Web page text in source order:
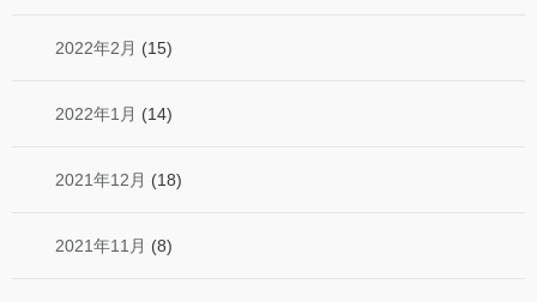
2022年2月 (15)
2022年1月 (14)
2021年12月 (18)
2021年11月 (8)